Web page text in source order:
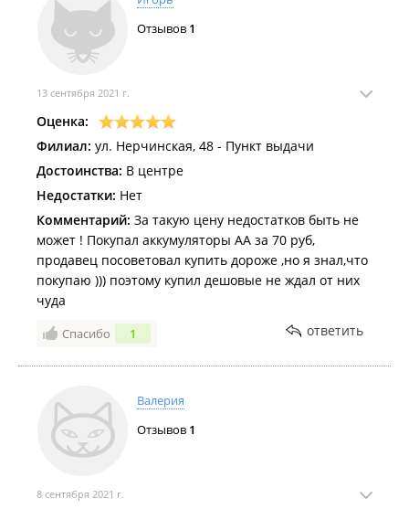
Отзывов 1
13 сентября 2021 г.
Оценка:
Филиал: ул. Нерчинская, 48 - Пункт выдачи
Достоинства: В центре
Недостатки: Нет
Комментарий: За такую цену недостатков быть не
может ! Покупал аккумуляторы АА за 70 руб,
продавец посоветовал купить дороже ,но я знал,что
покупаю ))) поэтому купил дешовые не ждал от них
чуда
Спасибо 1 ответить
Валерия
Отзывов 1
8 сентября 2021 г.